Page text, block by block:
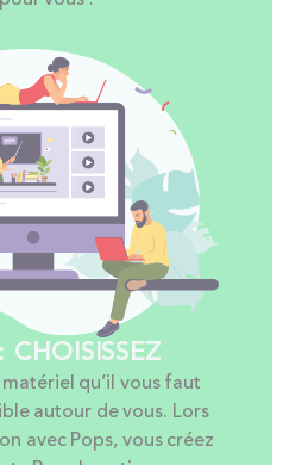
CHOISISSEZ
qu’il vous faut
autour de vous. Lors
avec Pops, vous créez